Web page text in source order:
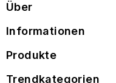
Über
Informationen
Produkte
Trendkategorien